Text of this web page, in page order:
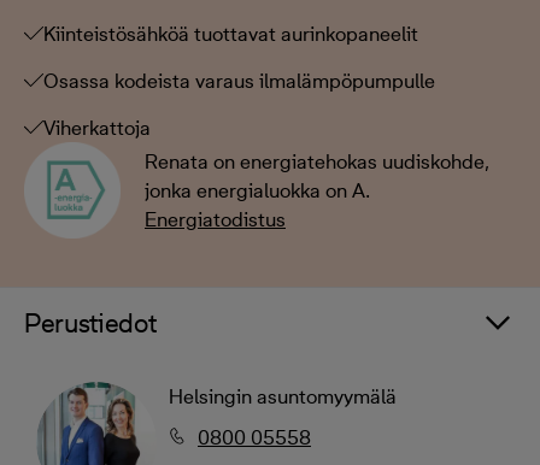
Kiinteistösähköä tuottavat aurinkopaneelit
Osassa kodeista varaus ilmalämpöpumpulle
Viherkattoja
Renata on energiatehokas uudiskohde,
jonka energialuokka on A.
Energiatodistus
Perustiedot
Helsingin asuntomyymälä
0800 05558